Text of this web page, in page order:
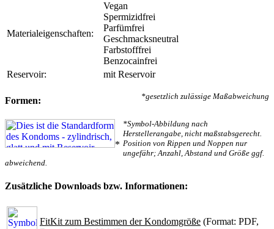
Materialeigenschaften:
Vegan
Spermizidfrei
Parfümfrei
Geschmacksneutral
Farbstofffrei
Benzocainfrei
Reservoir:
mit Reservoir
*gesetzlich zulässige Maßabweichung
Formen:
*
*Symbol-Abbildung nach
Herstellerangabe, nicht maßstabsgerecht.
Position von Rippen und Noppen nur
ungefähr; Anzahl, Abstand und Größe ggf.
abweichend.
Zusätzliche Downloads bzw. Informationen:
FitKit zum Bestimmen der Kondomgröße (Format: PDF,